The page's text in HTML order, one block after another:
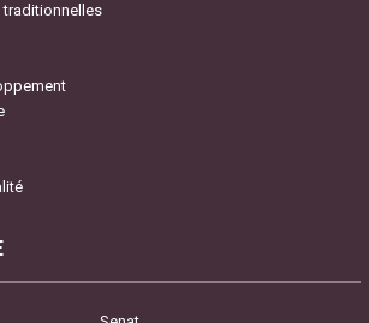
traditionnelles